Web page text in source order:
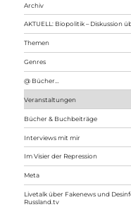
Archiv
AKTUELL: Biopolitik – Diskussion
Themen
Genres
@ Bücher…
Veranstaltungen
Bücher & Buchbeiträge
Interviews mit mir
Im Visier der Repression
Meta
Livetalk über Fakenews und
Russland.tv